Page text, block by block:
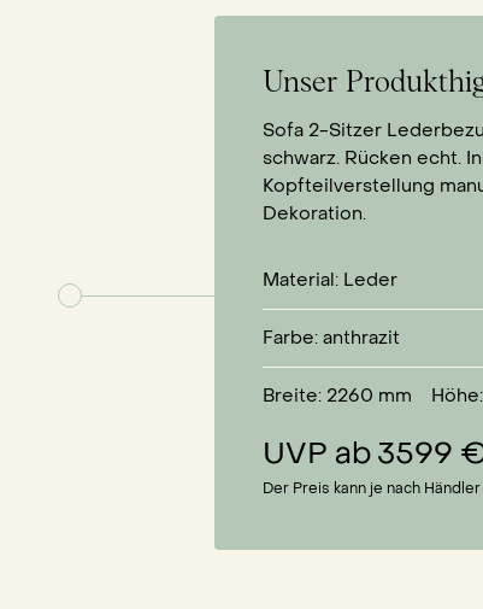
Unser
Sofa 2-Sitzer
schwarz. Rücken echt.
Kopfteilverstellung
Dekoration.
Material: Leder
Farbe: anthrazit
Breite: 2260 mm
UVP ab3599
Der Preis kann je nach